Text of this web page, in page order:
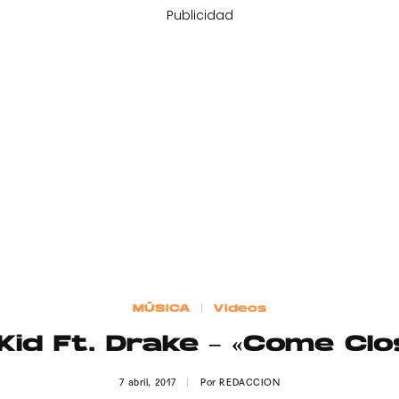
Publicidad
MÚSICA Videos
Ft. Drake – «Come
7 abril, 2017 PorREDACCION